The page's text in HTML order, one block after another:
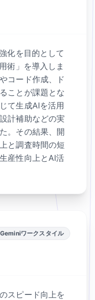
化を目的として
術」を導入しま
コード作成、ド
ことが課題とな
て生成AIを活用
計補助などの実
。その結果、開
と調査時間の短
産性向上とAI活
Geminiワークスタイル
スピード向上を